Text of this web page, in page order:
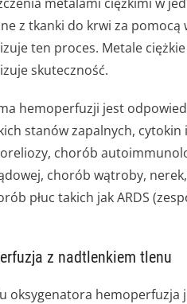
z tkanki do krwi za pomocą
ten proces. Metale
skuteczność.
hemoperfuzji jest
stanów zapalnych,
chorób
chorób wątroby,
płuc takich jak ARDS
z nadtlenkiem tlenu
oksygenatora hemoperfuzja